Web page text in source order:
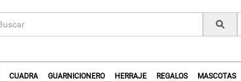
CUADRA GUARNICIONERO HERRAJE REGALOS MASCOTAS